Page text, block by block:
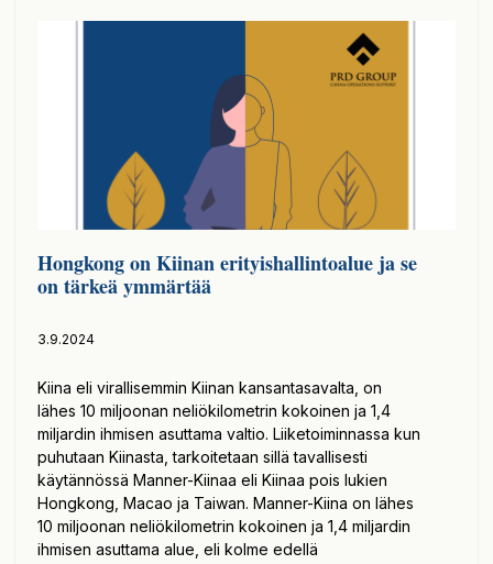
Hongkong on Kiinan erityishallintoalue ja se
on tärkeä ymmärtää
3.9.2024
Kiina eli virallisemmin Kiinan kansantasavalta, on
lähes 10 miljoonan neliökilometrin kokoinen ja 1,4
miljardin ihmisen asuttama valtio. Liiketoiminnassa kun
puhutaan Kiinasta, tarkoitetaan sillä tavallisesti
käytännössä Manner-Kiinaa eli Kiinaa pois lukien
Hongkong, Macao ja Taiwan. Manner-Kiina on lähes
10 miljoonan neliökilometrin kokoinen ja 1,4 miljardin
ihmisen asuttama alue, eli kolme edellä